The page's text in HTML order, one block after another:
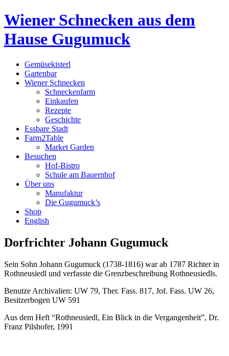
Wiener Schnecken aus dem
Hause Gugumuck
Gemüsekisterl
Gartenbar
Wiener Schnecken
Schneckenfarm
Einkaufen
Rezepte
Geschichte
Essbare Stadt
Farm2Table
Market Garden
Besuchen
Hof-Bistro
Schule am Bauernhof
Über uns
Manufaktur
Die Gugumuck’s
Shop
English
Dorfrichter Johann Gugumuck
Sein Sohn Johann Gugumuck (1738-1816) war ab 1787 Richter in
Rothneusiedl und verfasste die Grenzbeschreibung Rothneusiedls.
Benutze Archivalien: UW 79, Ther. Fass. 817, Jof. Fass. UW 26,
Besitzerbogen UW 591
Aus dem Heft “Rothneusiedl, Ein Blick in die Vergangenheit”, Dr.
Franz Pilshofer, 1991